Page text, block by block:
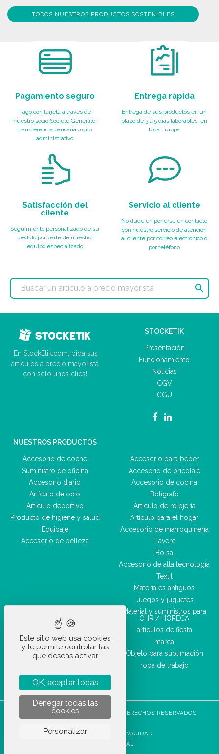
TODOS NUESTROS PRODUCTOS SOSTENIBLES
Pagamiento seguro
Pago con tarjeta a través de
nuestro socio Société Générale,
transferencia bancaria o giro
administrativo
Entrega rápida
Entrega de sus productos en un
plazo de 3 a 5 días laborables, en
toda Europa
Satisfacción del
cliente
Seguimiento personalizado de su
pedido por parte de nuestro
equipo especializado
Servicio al cliente
No dude en ponerse en contacto
con nuestro servicio de atención
al cliente por correo electrónico o
por teléfono

¡En StockEtik.com, pida sus
artículos a precio mayorista
con solo unos clics!
STOCKETIK
Presentación
Funcionamiento
Noticias
CGV
CGU
NUESTROS PRODUCTOS
Accesorio de coche
Suministro de oficina
Accesorio diario
Artículo de ocio
Artículo deportivo
Producto de higiene y salud
Equipaje
Accesorio de belleza
Accesorio para beber
Accesorio de bricolaje
Accesorio de cocina
Bolígrafo
Artículo de relojería
Artículo para el hogar
Accesorio de marroquinería
Llavero
Bolsa
Accesorio de alta tecnología
Textil
Materiales antiguos
Juegos y juguetes
Material y suministros para
CHR / HORECA
artículos de fiesta
marca
Objeto para sublimación
ropa de trabajo
STOCKETIK © 2023 - TODOS LOS DERECHOS RESERVADOS
POLÍTICA DE PRIVACIDAD
AVISO LEGAL
Este sitio web usa cookies
y te permite controlar las
que deseas activar
OK, aceptar todas
Denegar todas las
cookies
Personalizar